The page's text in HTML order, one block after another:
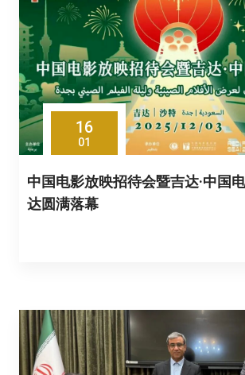
16
01
中国电影放映招待会暨吉达·中国
达圆满落幕